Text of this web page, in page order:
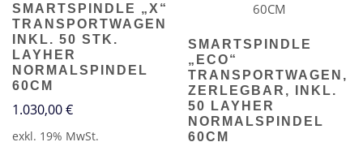
SMARTSPINDLE „X“
TRANSPORTWAGEN
INKL. 50 STK.
LAYHER
NORMALSPINDEL
60CM
1.030,00€
exkl. 19% MwSt.
SMARTSPINDLE
„ECO“
TRANSPORTWAGEN,
ZERLEGBAR, INKL.
50 LAYHER
NORMALSPINDEL
60CM